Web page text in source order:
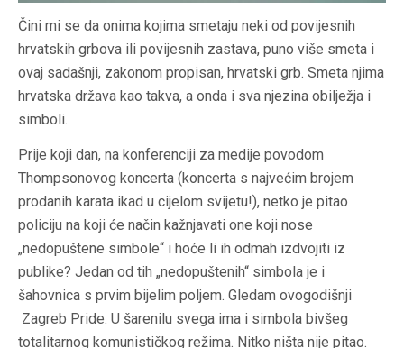
Čini mi se da onima kojima smetaju neki od povijesnih
hrvatskih grbova ili povijesnih zastava, puno više smeta i
ovaj sadašnji, zakonom propisan, hrvatski grb. Smeta njima
hrvatska država kao takva, a onda i sva njezina obilježja i
simboli.
Prije koji dan, na konferenciji za medije povodom
Thompsonovog koncerta (koncerta s najvećim brojem
prodanih karata ikad u cijelom svijetu!), netko je pitao
policiju na koji će način kažnjavati one koji nose
„nedopuštene simbole“ i hoće li ih odmah izdvojiti iz
publike? Jedan od tih „nedopuštenih“ simbola je i
šahovnica s prvim bijelim poljem. Gledam ovogodišnji
Zagreb Pride. U šarenilu svega ima i simbola bivšeg
totalitarnog komunističkog režima. Nitko ništa nije pitao.